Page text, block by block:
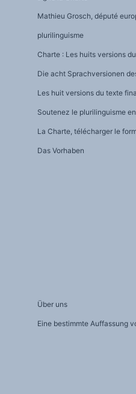
Mathieu Grosch, député
plurilinguisme
Charte : Les huits versions
Die acht Sprachversionen
Les huit versions du texte
Soutenez le plurilinguisme
La Charte, télécharger le
Das Vorhaben
Über uns
Eine bestimmte Auffassung